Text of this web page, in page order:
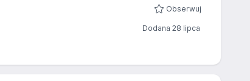
Obserwuj
Dodana 28 lipca